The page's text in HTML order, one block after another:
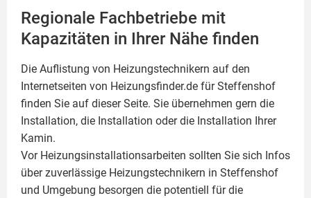
Regionale Fachbetriebe mit
Kapazitäten in Ihrer Nähe finden
Die Auflistung von Heizungstechnikern auf den
Internetseiten von Heizungsfinder.de für Steffenshof
finden Sie auf dieser Seite. Sie übernehmen gern die
Installation, die Installation oder die Installation Ihrer
Kamin.
Vor Heizungsinstallationsarbeiten sollten Sie sich Infos
über zuverlässige Heizungstechnikern in Steffenshof
und Umgebung besorgen die potentiell für die